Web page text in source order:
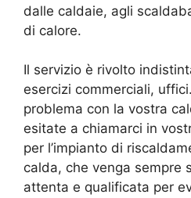
dalle caldaie, agli
di calore.
Il servizio è rivolto
esercizi commerciali,
problema con la vostra
esitate a chiamarci in
per l’impianto di
calda, che venga sempre
attenta e qualificata per